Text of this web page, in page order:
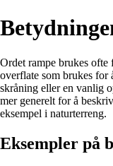
Ordet rampe brukes ofte
overflate som brukes for
skråning eller en vanlig
mer generelt for å
eksempel i naturterreng.
Eksempler på